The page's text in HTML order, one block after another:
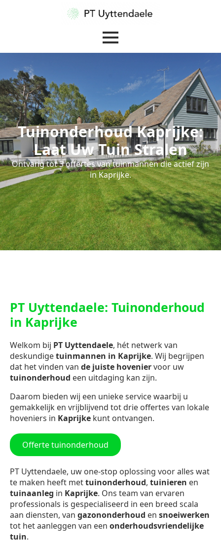
Tuinonderhoud Kaprijke:
Laat Uw Tuin Stralen
Ontvang tot 3 offertes van tuinmannen die actief zijn
in Kaprijke.
PT Uyttendaele: Tuinonderhoud
in Kaprijke
Welkom bij PT Uyttendaele, hét netwerk van
deskundigetuinmannen in Kaprijke. Wij begrijpen
dat het vinden van de juiste hoveniervoor uw
tuinonderhoud een uitdaging kan zijn.
Daarom bieden wij een unieke service waarbij u
gemakkelijk en vrijblijvend tot drie offertes van lokale
hoveniers in Kaprijke kunt ontvangen.
Offerte tuinonderhoud
PT Uyttendaele, uw one-stop oplossing voor alles wat
te maken heeft mettuinonderhoud, tuinieren en
tuinaanleg in Kaprijke. Ons team van ervaren
professionals is gespecialiseerd in een breed scala
aan diensten, van gazononderhoud en snoeiwerken
tot het aanleggen van een onderhoudsvriendelijke
tuin.